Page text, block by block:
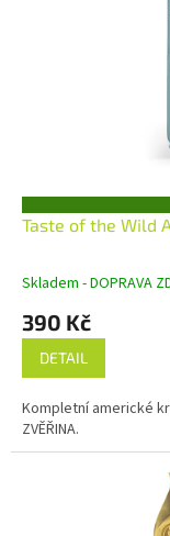
Taste of the Wild
Skladem - DOPRAVA
390 Kč
DETAIL
Kompletní americké
ZVĚŘINA.